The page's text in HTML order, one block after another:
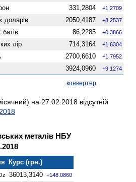
331,2804 +1.2709
доларів 2050,4187 +8.2537
батів 86,2285 +0.3866
лір 714,3164 +1.6304
2700,6610 +1.7952
3924,0960 +9.1274
конвертер
на 27.02.2018 відсутній
металів НБУ
Курс (грн.)
36013,3140 +148.0860